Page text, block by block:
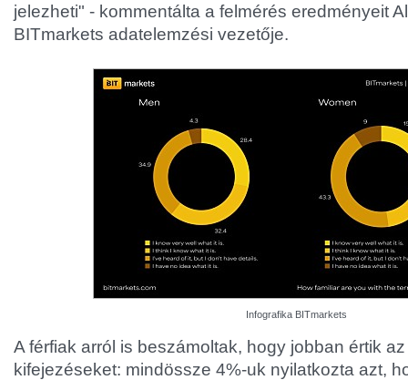
jelezheti" - kommentálta a felmérés eredményeit
BITmarkets adatelemzési vezetője.
Infografika BITmarkets
A férfiak arról is beszámoltak, hogy jobban értik
kifejezéseket: mindössze 4%-uk nyilatkozta azt,